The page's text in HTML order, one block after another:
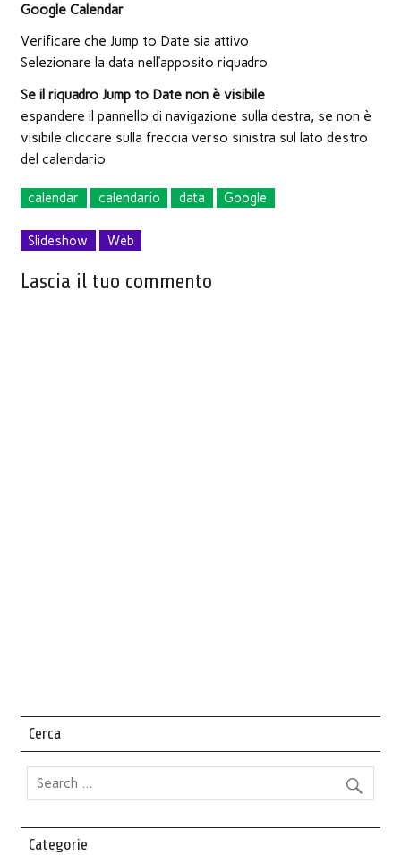
Google Calendar
Verificare che Jump to Date sia attivo
Selezionare la data nell’apposito riquadro
Se il riquadro Jump to Date non è visibile
espandere il pannello di navigazione sulla destra, se non è
visibile cliccare sulla freccia verso sinistra sul lato destro
del calendario
calendar calendario data Google
Slideshow Web
Lascia il tuo commento
Cerca
Categorie